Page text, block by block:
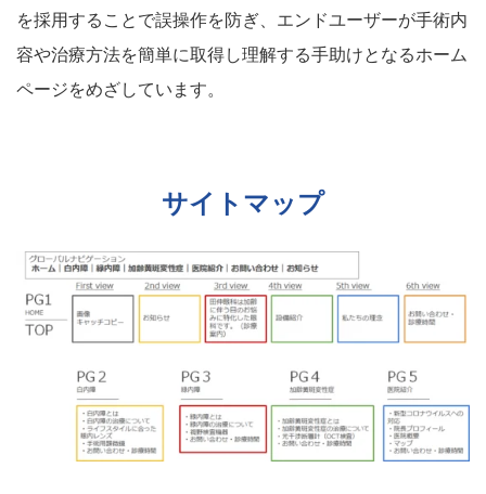
を採用することで誤操作を防ぎ、エンドユーザーが手術内
容や治療方法を簡単に取得し理解する手助けとなるホーム
ページをめざしています。
サイトマップ